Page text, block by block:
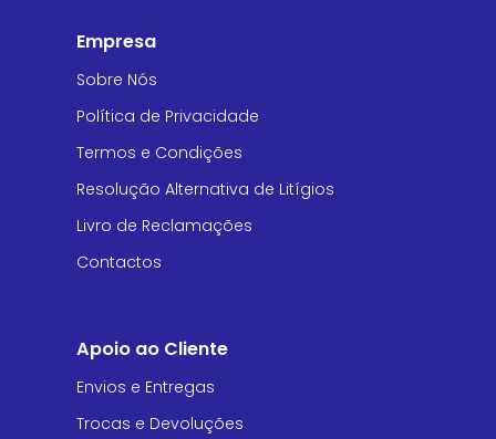
Empresa
Sobre Nós
Política de Privacidade
Termos e Condições
Resolução Alternativa de Litígios
Livro de Reclamações
Contactos
Apoio ao Cliente
Envios e Entregas
Trocas e Devoluções